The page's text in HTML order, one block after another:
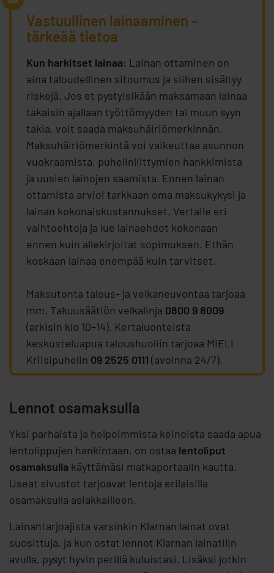
Vastuullinen lainaaminen -
tärkeää tietoa
Kun harkitset lainaa: Lainan ottaminen on
aina taloudellinen sitoumus ja siihen sisältyy
riskejä. Jos et pystyisikään maksamaan lainaa
takaisin ajallaan työttömyyden tai muun syyn
takia, voit saada maksuhäiriömerkinnän.
Maksuhäiriömerkintä voi vaikeuttaa asunnon
vuokraamista, puhelinliittymien hankkimista
ja uusien lainojen saamista. Ennen lainan
ottamista arvioi tarkkaan oma maksukykysi ja
lainan kokonaiskustannukset. Vertaile eri
vaihtoehtoja ja lue lainaehdot kokonaan
ennen kuin allekirjoitat sopimuksen. Ethän
koskaan lainaa enempää kuin tarvitset.
Maksutonta talous- ja velkaneuvontaa tarjoaa
mm. Takuusäätiön velkalinja 0800 9 8009
(arkisin klo 10–14). Kertaluonteista
keskusteluapua taloushuoliin tarjoaa MIELI
Kriisipuhelin 09 2525 0111 (avoinna 24/7).
Lennot osamaksulla
Yksi parhaista ja helpoimmista keinoista saada apua
lentolippujen hankintaan, on ostaa lentoliput
osamaksulla käyttämäsi matkaportaalin kautta.
Useat sivustot tarjoavat lentoja erilaisilla
osamaksulla asiakkailleen.
Lainantarjoajista varsinkin Klarnan lainat ovat
suosittuja, ja kun ostat lennot Klarnan lainatilin
avulla, pysyt hyvin perillä kuluistasi. Lisäksi jotkin